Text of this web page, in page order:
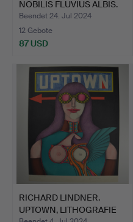
NOBILIS FLUVIUS ALBIS.
Beendet 24. Jul 2024
12 Gebote
87 USD
RICHARD LINDNER.
UPTOWN, LITHOGRAFIE